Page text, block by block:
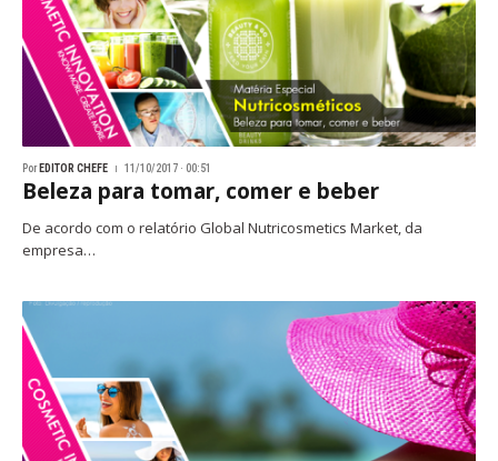
Por EDITOR CHEFE 11/10/2017 · 00:51
Beleza para tomar, comer e beber
De acordo com o relatório Global Nutricosmetics Market, da
empresa…